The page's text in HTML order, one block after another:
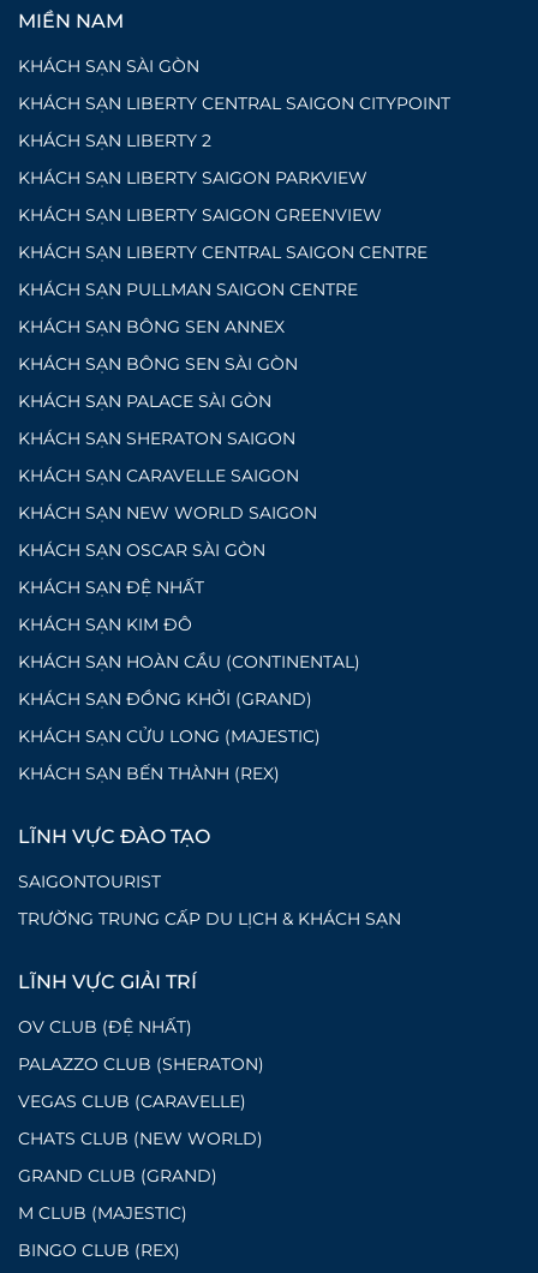
MIỀN NAM
KHÁCH SẠN SÀI GÒN
KHÁCH SẠN LIBERTY CENTRAL SAIGON CITYPOINT
KHÁCH SẠN LIBERTY 2
KHÁCH SẠN LIBERTY SAIGON PARKVIEW
KHÁCH SẠN LIBERTY SAIGON GREENVIEW
KHÁCH SẠN LIBERTY CENTRAL SAIGON CENTRE
KHÁCH SẠN PULLMAN SAIGON CENTRE
KHÁCH SẠN BÔNG SEN ANNEX
KHÁCH SẠN BÔNG SEN SÀI GÒN
KHÁCH SẠN PALACE SÀI GÒN
KHÁCH SẠN SHERATON SAIGON
KHÁCH SẠN CARAVELLE SAIGON
KHÁCH SẠN NEW WORLD SAIGON
KHÁCH SẠN OSCAR SÀI GÒN
KHÁCH SẠN ĐỆ NHẤT
KHÁCH SẠN KIM ĐÔ
KHÁCH SẠN HOÀN CẦU (CONTINENTAL)
KHÁCH SẠN ĐỒNG KHỞI (GRAND)
KHÁCH SẠN CỬU LONG (MAJESTIC)
KHÁCH SẠN BẾN THÀNH (REX)
LĨNH VỰC ĐÀO TẠO
SAIGONTOURIST
TRƯỜNG TRUNG CẤP DU LỊCH & KHÁCH SẠN
LĨNH VỰC GIẢI TRÍ
OV CLUB (ĐỆ NHẤT)
PALAZZO CLUB (SHERATON)
VEGAS CLUB (CARAVELLE)
CHATS CLUB (NEW WORLD)
GRAND CLUB (GRAND)
M CLUB (MAJESTIC)
BINGO CLUB (REX)